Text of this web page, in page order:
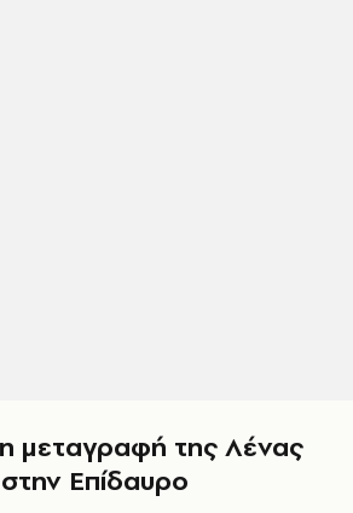
μεταγραφή της Λένας
Επίδαυρο